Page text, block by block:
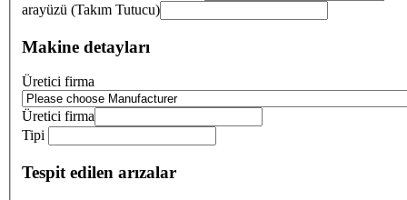
arayüzü (Takım Tutucu)
Makine detayları
Üretici firma
Üretici firma
Tipi
Tespit edilen arızalar